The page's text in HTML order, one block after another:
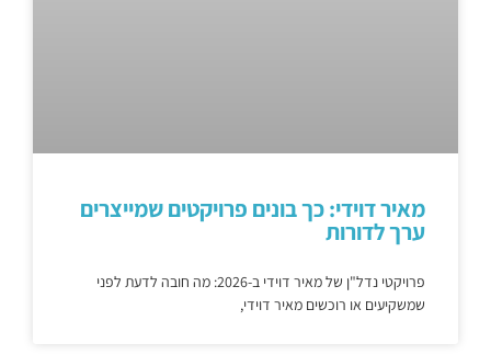
מאיר דוידי: כך בונים פרויקטים שמייצרים
ערך לדורות
פרויקטי נדל"ן של מאיר דוידי ב-2026: מה חובה לדעת לפני
שמשקיעים או רוכשים מאיר דוידי,